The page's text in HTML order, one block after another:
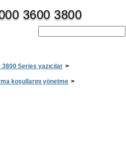
3600 3800
Series yazıcılar >
koşullarını yönetme >